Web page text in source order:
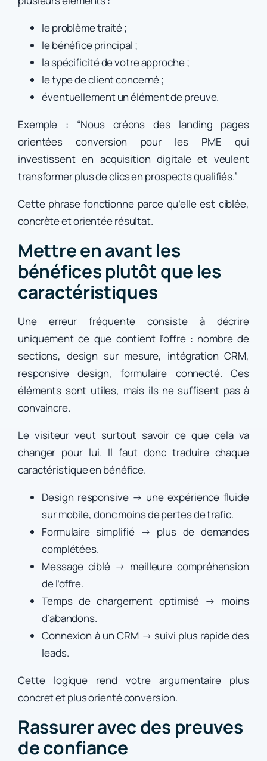
le problème traité ;
le bénéfice principal ;
la spécificité de votre approche ;
le type de client concerné ;
éventuellement un élément de preuve.
Exemple : “Nous créons des landing pages
orientées conversion pour les PME qui
investissent en acquisition digitale et veulent
transformer plus de clics en prospects qualifiés.”
Cette phrase fonctionne parce qu’elle est ciblée,
concrète et orientée résultat.
Mettre en avant les
bénéfices plutôt que les
caractéristiques
Une erreur fréquente consiste à décrire
uniquement ce que contient l’offre : nombre de
sections, design sur mesure, intégration CRM,
responsive design, formulaire connecté. Ces
éléments sont utiles, mais ils ne suffisent pas à
convaincre.
Le visiteur veut surtout savoir ce que cela va
changer pour lui. Il faut donc traduire chaque
caractéristique en bénéfice.
Design responsive → une expérience fluide
sur mobile, donc moins de pertes de trafic.
Formulaire simplifié → plus de demandes
complétées.
Message ciblé → meilleure compréhension
de l’offre.
Temps de chargement optimisé → moins
d’abandons.
Connexion à un CRM → suivi plus rapide des
leads.
Cette logique rend votre argumentaire plus
concret et plus orienté conversion.
Rassurer avec des preuves
de confiance